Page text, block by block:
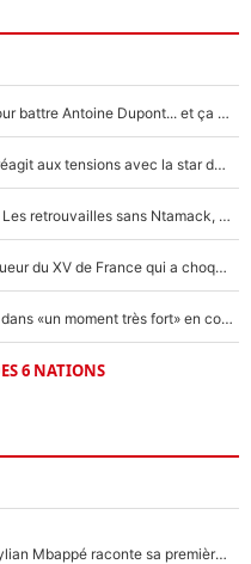
Un joueur dévoile la méthode secrète pour battre Antoine Dupont... et ça marche !
Clash avec Antoine Dupont : Un joueur réagit aux tensions avec la star du XV de France !
Matthieu Jalibert avec Antoine Dupont : Les retrouvailles sans Ntamack, «il y a eu des discussions»
«Il est complètement fou ce mec» : Le joueur du XV de France qui a choqué Matthieu Jalibert !
XV de France : Antoine Dupont impliqué dans «un moment très fort» en coulisses
6 NATIONS
«Je ne sais pas pourquoi j’ai dit ça...» : Kylian Mbappé raconte sa première rencontre avec Zinédine Zidane (et c’est très drôle)